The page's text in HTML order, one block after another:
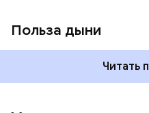
Польза дыни
Читать